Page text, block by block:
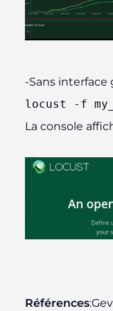
-Sans interface
locust
-f
La console
Références